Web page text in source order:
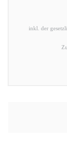
inkl. der